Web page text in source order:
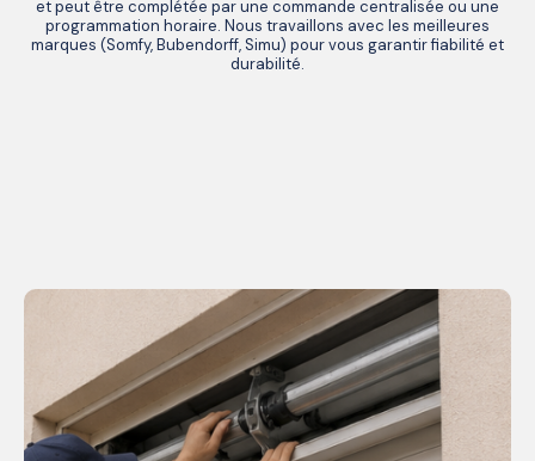
et peut être complétée par une commande centralisée ou une
programmation horaire. Nous travaillons avec les meilleures
marques (Somfy, Bubendorff, Simu) pour vous garantir fiabilité et
durabilité.